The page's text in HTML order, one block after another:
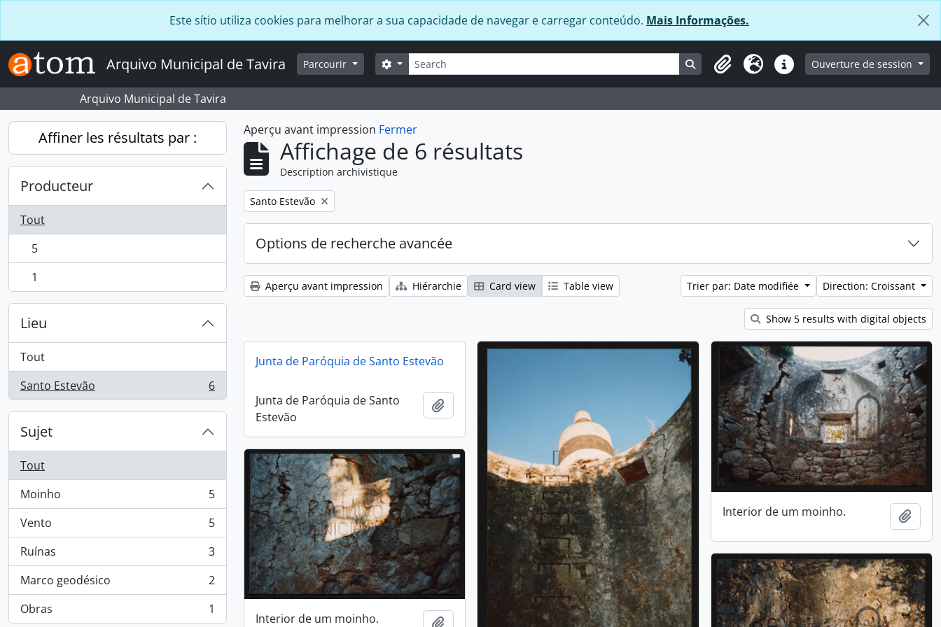
Este sítio utiliza cookies para melhorar a sua capacidade de navegar e carregar conteúdo. Mais Informações.
Arquivo Municipal de Tavira Parcourir Rechercher
Search options Search in browse page
ClipboardLangueLiens rapidesOuverture de session
Arquivo Municipal de Tavira
Affiner les résultats par :
Producteur
Tout
, 5 résultats
5
, 1 résultats
1
Lieu
Tout
Santo Estevão
, 6 résultats 6
Sujet
Tout
Moinho
, 5 résultats
5
Vento
, 5 résultats
5
Ruínas
, 3 résultats
3
Marco geodésico
, 2 résultats
2
Obras
, 1 résultats 1
Aperçu avant impression Fermer
Affichage de 6 résultats
Description archivistique
Remove filter:
Santo Estevão
Options de recherche avancée
Aperçu avant impression Hiérarchie Card view Table view Trier par: Date modifiée Direction: Croissant
Show 5 results with digital objects
Junta de Paróquia de Santo Estevão
Junta de Paróquia de Santo
Estevão
Interior de um moinho.
Interior de um moinho. Ajouter au presse-papier